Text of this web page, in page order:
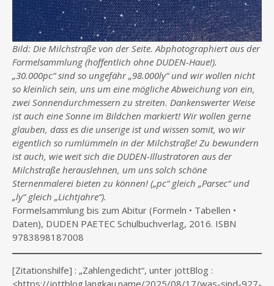
Bild: Die Milchstraße von der Seite. Abphotographiert aus der
Formelsammlung (hoffentlich ohne DUDEN-Haue!).
„30.000pc“ sind so ungefähr „98.000ly“ und wir wollen nicht
so kleinlich sein, uns um eine mögliche Abweichung von ein,
zwei Sonnendurchmessern zu streiten. Dankenswerter Weise
ist auch eine Sonne im Bildchen markiert! Wir wollen gerne
glauben, dass es die unserige ist und wissen somit, wo wir
eigentlich so rumlümmeln in der Milchstraße! Zu bewundern
ist auch, wie weit sich die DUDEN-Illustratoren aus der
Milchstraße herauslehnen, um uns solch schöne
Sternenmalerei bieten zu können! („pc“ gleich „Parsec“ und
„ly“ gleich „Lichtjahre“).
Formelsammlung bis zum Abitur (Formeln • Tabellen •
Daten), DUDEN PAETEC Schulbuchverlag, 2016. ISBN
9783898187008
[Zitationshilfe] : „Zahlengedicht“, unter jottBlog :
<https://jottblog.langkau.name/2025/08/17/was-sind-927-